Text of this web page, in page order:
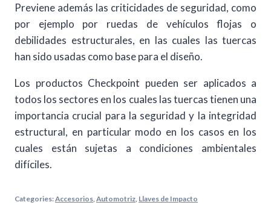
Previene además las criticidades de seguridad, como
por ejemplo por ruedas de vehículos flojas o
debilidades estructurales, en las cuales las tuercas
han sido usadas como base para el diseño.
Los productos Checkpoint pueden ser aplicados a
todos los sectores en los cuales las tuercas tienen una
importancia crucial para la seguridad y la integridad
estructural, en particular modo en los casos en los
cuales están sujetas a condiciones ambientales
difíciles.
Categories:Accesorios Automotriz Llaves de Impacto